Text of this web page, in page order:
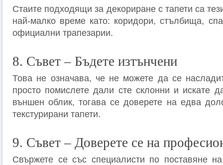
Стаите подходящи за декориране с тапети са
най-малко време като: коридори, стълбища,
официални трапезарии.
8. Съвет – Бъдете изтънчени
Това не означава, че не можете да се
просто помислете дали сте склонни и искате
външен облик, тогава се доверете на едва
текстурирани тапети.
9. Съвет – Доверете се на
Свържете се със специалисти по поставяне